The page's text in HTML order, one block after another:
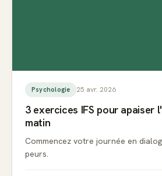
Psychologie 25 avr. 2026
3 exercices IFS pour apaiser
matin
Commencez votre journée en
peurs.